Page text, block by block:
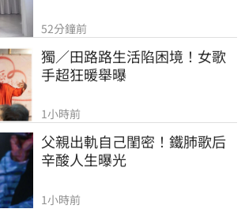
52分鐘前
獨／田路路生活陷困境！女歌
手超狂暖舉曝
1小時前
父親出軌自己閨密！鐵肺歌后
辛酸人生曝光
1小時前